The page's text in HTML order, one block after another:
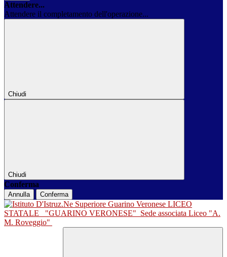
Attendere...
Attendere il completamento dell'operazione...
Chiudi
Chiudi
Conferma
Annulla Conferma
LICEO
STATALE
"GUARINO VERONESE" Sede associata Liceo "A.
M. Roveggio"